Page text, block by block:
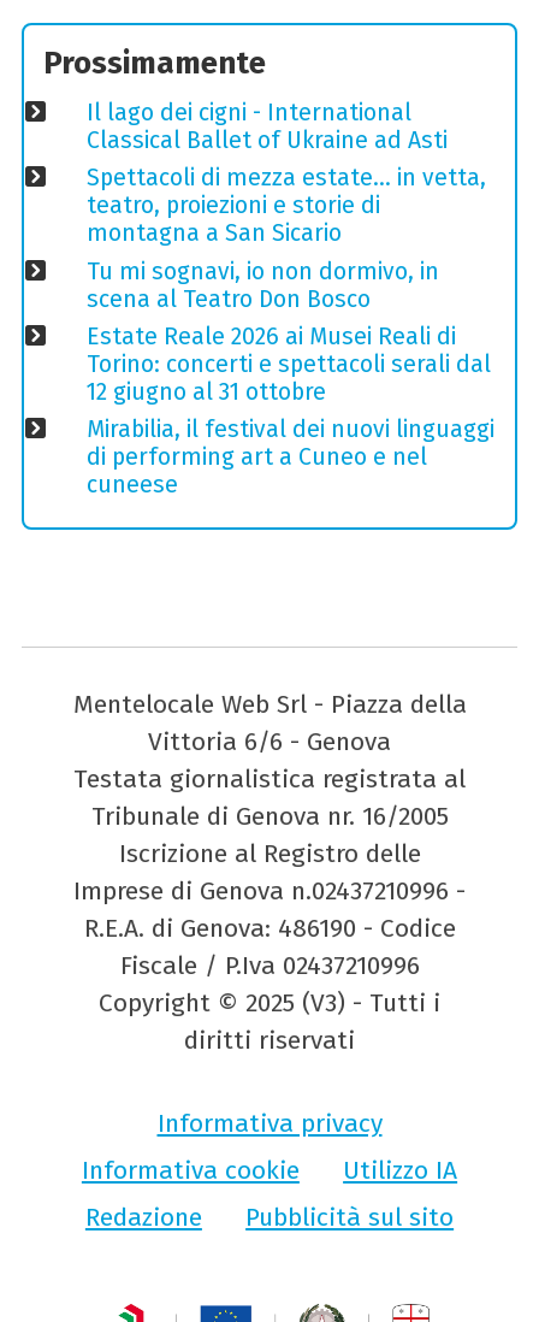
Prossimamente
Il lago dei cigni - International
Classical Ballet of Ukraine ad Asti
Spettacoli di mezza estate… in vetta,
teatro, proiezioni e storie di
montagna a San Sicario
Tu mi sognavi, io non dormivo, in
scena al Teatro Don Bosco
Estate Reale 2026 ai Musei Reali di
Torino: concerti e spettacoli serali dal
12 giugno al 31 ottobre
Mirabilia, il festival dei nuovi linguaggi
di performing art a Cuneo e nel
cuneese
Mentelocale Web Srl - Piazza della
Vittoria 6/6 - Genova
Testata giornalistica registrata al
Tribunale di Genova nr. 16/2005
Iscrizione al Registro delle
Imprese di Genova n.02437210996 -
R.E.A. di Genova: 486190 - Codice
Fiscale / P.Iva 02437210996
Copyright © 2025 (V3) - Tutti i
diritti riservati
Informativa privacy
Informativa cookie
Utilizzo IA
Redazione
Pubblicità sul sito